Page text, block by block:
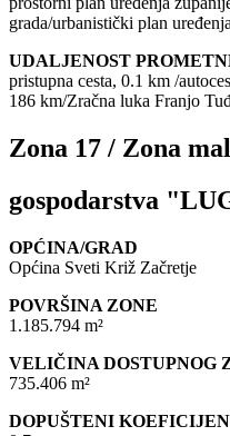
grada/urbanistički plan uređenja
UDALJENOST
pristupna cesta, 0.1 km /
186 km/Zračna luka Franjo
Zona 17 / Zona
gospodarstva
OPĆINA/GRAD
Općina Sveti Križ Začretje
POVRŠINA ZONE
1.185.794 m²
VELIČINA DOSTUPNOG
735.406 m²
DOPUŠTENI